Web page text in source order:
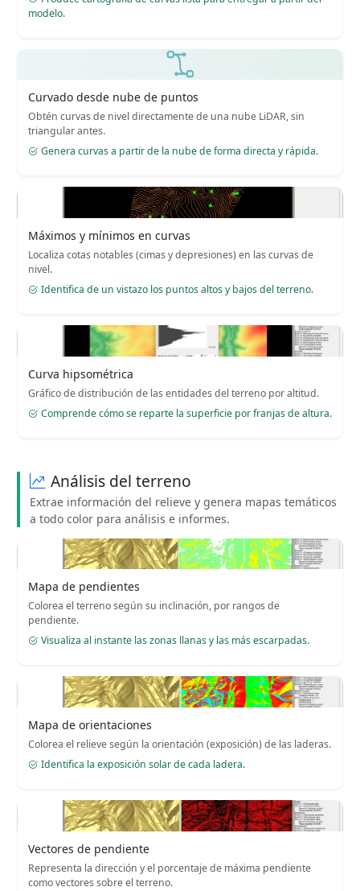
modelo.
Curvado desde nube de puntos
Obtén curvas de nivel directamente de una nube LiDAR, sin
triangular antes.
Genera curvas a partir de la nube de forma directa y rápida.
Máximos y mínimos en curvas
Localiza cotas notables (cimas y depresiones) en las curvas de
nivel.
Identifica de un vistazo los puntos altos y bajos del terreno.
Curva hipsométrica
Gráfico de distribución de las entidades del terreno por altitud.
Comprende cómo se reparte la superficie por franjas de altura.
Análisis del terreno
Extrae información del relieve y genera mapas temáticos
a todo color para análisis e informes.
Mapa de pendientes
Colorea el terreno según su inclinación, por rangos de
pendiente.
Visualiza al instante las zonas llanas y las más escarpadas.
Mapa de orientaciones
Colorea el relieve según la orientación (exposición) de las laderas.
Identifica la exposición solar de cada ladera.
Vectores de pendiente
Representa la dirección y el porcentaje de máxima pendiente
como vectores sobre el terreno.